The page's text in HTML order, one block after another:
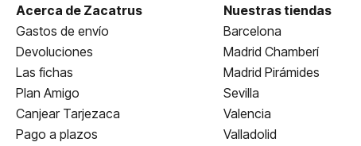
Acerca de Zacatrus
Gastos de envío
Devoluciones
Las fichas
Plan Amigo
Canjear Tarjezaca
Pago a plazos
Nuestras tiendas
Barcelona
Madrid Chamberí
Madrid Pirámides
Sevilla
Valencia
Valladolid